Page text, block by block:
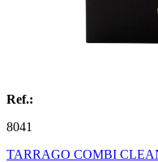
Ref.:
8041
TARRAGO COMBI